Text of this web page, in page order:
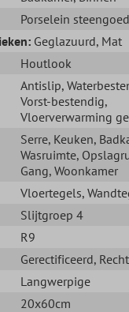
Porselein steengoed
Geglazuurd, Mat
Houtlook
Antislip,
Vorst-bestendig,
Vloerverwarming
Serre, Keuken,
Wasruimte,
Gang, Woonkamer
Vloertegels,
Slijtgroep 4
R9
Gerectificeerd,
Langwerpige
20x60cm